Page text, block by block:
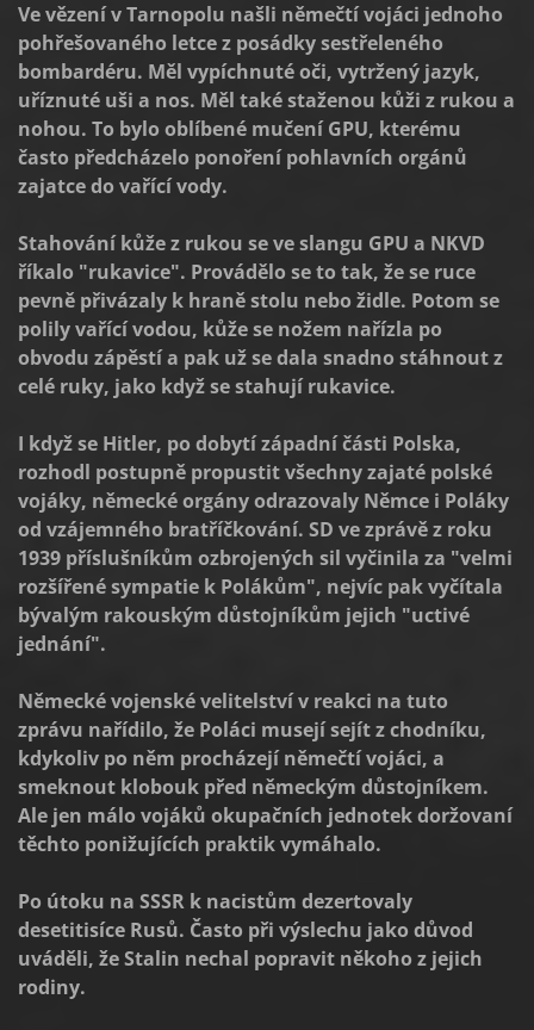
Ve vězení v Tarnopolu našli němečtí vojáci jednoho
pohřešovaného letce z posádky sestřeleného
bombardéru. Měl vypíchnuté oči, vytržený jazyk,
uříznuté uši a nos. Měl také staženou kůži z rukou a
nohou. To bylo oblíbené mučení GPU, kterému
často předcházelo ponoření pohlavních orgánů
zajatce do vařící vody.
Stahování kůže z rukou se ve slangu GPU a NKVD
říkalo "rukavice". Provádělo se to tak, že se ruce
pevně přivázaly k hraně stolu nebo židle. Potom se
polily vařící vodou, kůže se nožem nařízla po
obvodu zápěstí a pak už se dala snadno stáhnout z
celé ruky, jako když se stahují rukavice.
I když se Hitler, po dobytí západní části Polska,
rozhodl postupně propustit všechny zajaté polské
vojáky, německé orgány odrazovaly Němce i Poláky
od vzájemného bratříčkování. SD ve zprávě z roku
1939 příslušníkům ozbrojených sil vyčinila za "velmi
rozšířené sympatie k Polákům", nejvíc pak vyčítala
bývalým rakouským důstojníkům jejich "uctivé
jednání".
Německé vojenské velitelství v reakci na tuto
zprávu nařídilo, že Poláci musejí sejít z chodníku,
kdykoliv po něm procházejí němečtí vojáci, a
smeknout klobouk před německým důstojníkem.
Ale jen málo vojáků okupačních jednotek doržovaní
těchto ponižujících praktik vymáhalo.
Po útoku na SSSR k nacistům dezertovaly
desetitisíce Rusů. Často při výslechu jako důvod
uváděli, že Stalin nechal popravit někoho z jejich
rodiny.